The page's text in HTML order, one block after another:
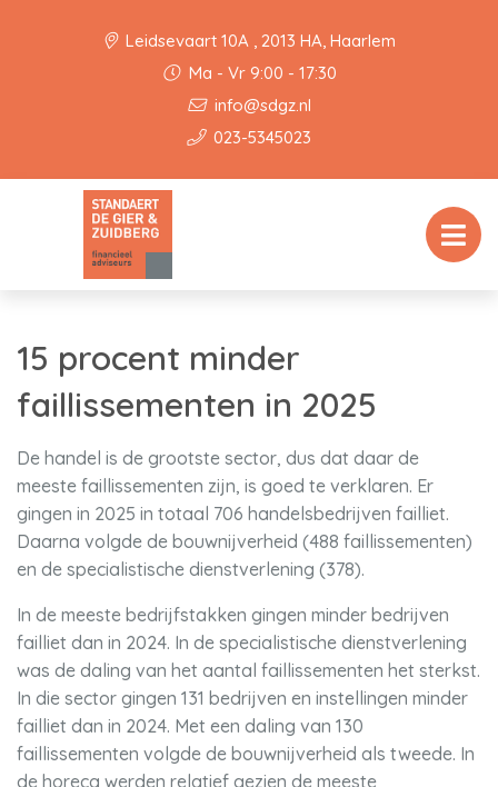
Leidsevaart 10A , 2013 HA, Haarlem
Ma - Vr 9:00 - 17:30
info@sdgz.nl
023-5345023
15 procent minder
faillissementen in 2025
De handel is de grootste sector, dus dat daar de
meeste faillissementen zijn, is goed te verklaren. Er
gingen in 2025 in totaal 706 handelsbedrijven failliet.
Daarna volgde de bouwnijverheid (488 faillissementen)
en de specialistische dienstverlening (378).
In de meeste bedrijfstakken gingen minder bedrijven
failliet dan in 2024. In de specialistische dienstverlening
was de daling van het aantal faillissementen het sterkst.
In die sector gingen 131 bedrijven en instellingen minder
failliet dan in 2024. Met een daling van 130
faillissementen volgde de bouwnijverheid als tweede. In
de horeca werden relatief gezien de meeste